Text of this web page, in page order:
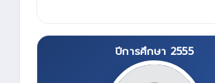
ปีการศึกษา 2555